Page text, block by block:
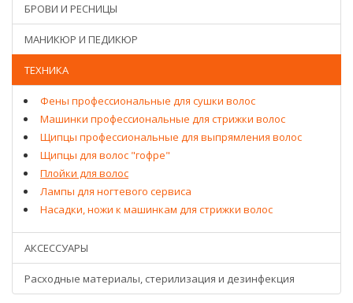
БРОВИ И РЕСНИЦЫ
МАНИКЮР И ПЕДИКЮР
ТЕХНИКА
Фены профессиональные для сушки волос
Машинки профессиональные для стрижки волос
Щипцы профессиональные для выпрямления волос
Щипцы для волос "гофре"
Плойки для волос
Лампы для ногтевого сервиса
Насадки, ножи к машинкам для стрижки волос
АКСЕССУАРЫ
Расходные материалы, стерилизация и дезинфекция